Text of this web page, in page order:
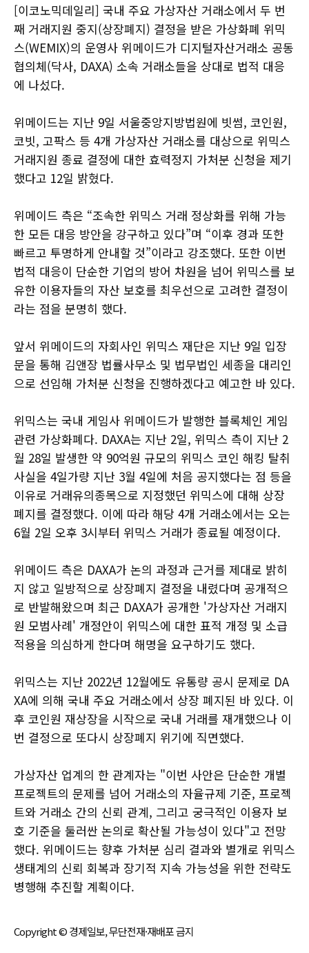
[이코노믹데일리] 국내 주요 가상자산 거래소에서 두 번
째 거래지원 중지(상장폐지) 결정을 받은 가상화폐 위믹
스(WEMIX)의 운영사 위메이드가 디지털자산거래소 공동
협의체(닥사, DAXA) 소속 거래소들을 상대로 법적 대응
에 나섰다.
위메이드는 지난 9일 서울중앙지방법원에 빗썸, 코인원,
코빗, 고팍스 등 4개 가상자산 거래소를 대상으로 위믹스
거래지원 종료 결정에 대한 효력정지 가처분 신청을 제기
했다고 12일 밝혔다.
위메이드 측은 “조속한 위믹스 거래 정상화를 위해 가능
한 모든 대응 방안을 강구하고 있다”며 “이후 경과 또한
빠르고 투명하게 안내할 것”이라고 강조했다. 또한 이번
법적 대응이 단순한 기업의 방어 차원을 넘어 위믹스를 보
유한 이용자들의 자산 보호를 최우선으로 고려한 결정이
라는 점을 분명히 했다.
앞서 위메이드의 자회사인 위믹스 재단은 지난 9일 입장
문을 통해 김앤장 법률사무소 및 법무법인 세종을 대리인
으로 선임해 가처분 신청을 진행하겠다고 예고한 바 있다.
위믹스는 국내 게임사 위메이드가 발행한 블록체인 게임
관련 가상화폐다. DAXA는 지난 2일, 위믹스 측이 지난 2
월 28일 발생한 약 90억원 규모의 위믹스 코인 해킹 탈취
사실을 4일가량 지난 3월 4일에 처음 공지했다는 점 등을
이유로 거래유의종목으로 지정했던 위믹스에 대해 상장
폐지를 결정했다. 이에 따라 해당 4개 거래소에서는 오는
6월 2일 오후 3시부터 위믹스 거래가 종료될 예정이다.
위메이드 측은 DAXA가 논의 과정과 근거를 제대로 밝히
지 않고 일방적으로 상장폐지 결정을 내렸다며 공개적으
로 반발해왔으며 최근 DAXA가 공개한 '가상자산 거래지
원 모범사례' 개정안이 위믹스에 대한 표적 개정 및 소급
적용을 의심하게 한다며 해명을 요구하기도 했다.
위믹스는 지난 2022년 12월에도 유통량 공시 문제로 DA
XA에 의해 국내 주요 거래소에서 상장 폐지된 바 있다. 이
후 코인원 재상장을 시작으로 국내 거래를 재개했으나 이
번 결정으로 또다시 상장폐지 위기에 직면했다.
가상자산 업계의 한 관계자는 "이번 사안은 단순한 개별
프로젝트의 문제를 넘어 거래소의 자율규제 기준, 프로젝
트와 거래소 간의 신뢰 관계, 그리고 궁극적인 이용자 보
호 기준을 둘러싼 논의로 확산될 가능성이 있다"고 전망
했다. 위메이드는 향후 가처분 심리 결과와 별개로 위믹스
생태계의 신뢰 회복과 장기적 지속 가능성을 위한 전략도
병행해 추진할 계획이다.
Copyright © 경제일보, 무단전재·재배포 금지